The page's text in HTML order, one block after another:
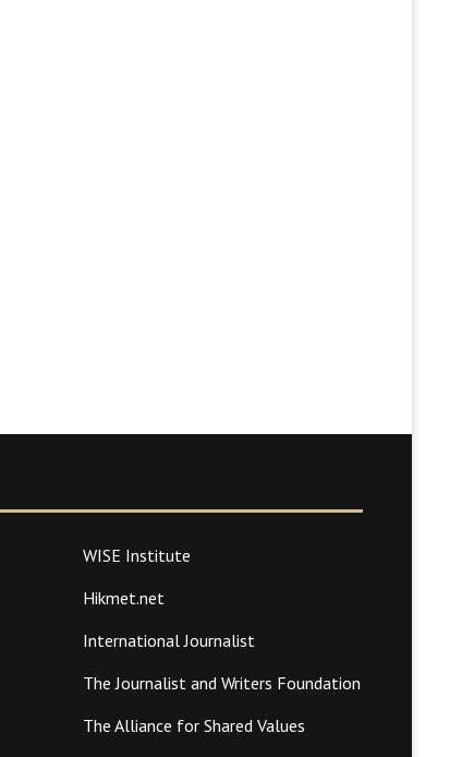
WISE Institute
Hikmet.net
International Journalist
The Journalist and Writers Foundation
The Alliance for Shared Values